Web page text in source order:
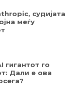
судијата
меѓу
гигантот го
Дали е ова